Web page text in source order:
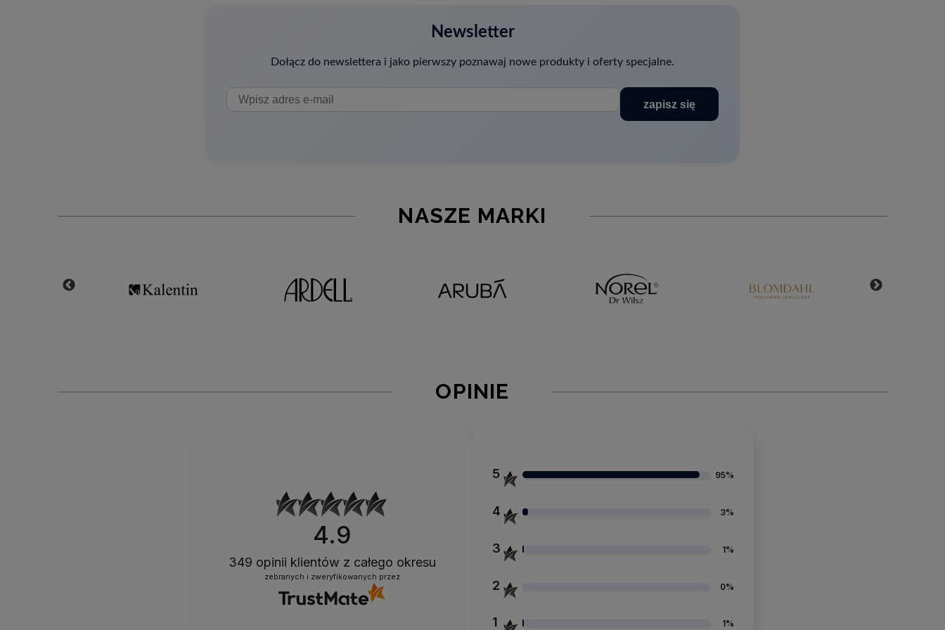
Newsletter
Dołącz do newslettera i jako pierwszy poznawaj nowe produkty i oferty specjalne.
zapisz się
NASZE MARKI
OPINIE
4.9
349 opinii klientów z całego okresu
zebranych i zweryfikowanych przez
5 95%
4 3%
3 1%
2 0%
1 1%